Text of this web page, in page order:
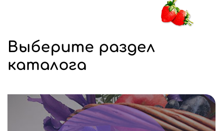
Выберите раздел
каталога